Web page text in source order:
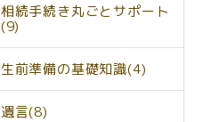
相続手続き丸ごとサポート
(9)
生前準備の基礎知識(4)
遺言(8)